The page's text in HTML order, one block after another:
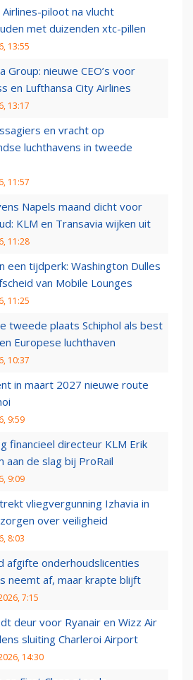
Airlines-piloot na vlucht
met duizenden xtc-pillen
13:55
Group: nieuwe CEO’s voor
en Lufthansa City Airlines
13:17
en vracht op
luchthavens in tweede
11:57
Napels maand dicht voor
KLM en Transavia wijken uit
11:28
een tijdperk: Washington Dulles
van Mobile Lounges
11:25
tweede plaats Schiphol als best
Europese luchthaven
10:37
in maart 2027 nieuwe route
9:59
financieel directeur KLM Erik
aan de slag bij ProRail
9:09
vliegvergunning Izhavia in
over veiligheid
8:03
afgifte onderhoudslicenties
neemt af, maar krapte blijft
7:15
deur voor Ryanair en Wizz Air
sluiting Charleroi Airport
14:30